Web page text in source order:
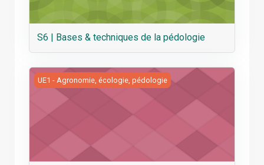
S6 | Bases & techniques de la pédologie
S6 | Fonctionnement et conduite des agroecosystèmes
UE1 - Agronomie, écologie, pédologie